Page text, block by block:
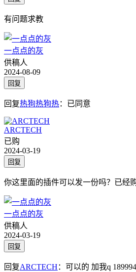
有问题求教
一点点的灰
供稿人
2024-08-09
回复
回复热狗热狗热： 已同意
ARCTECH
已购
2024-03-19
回复
你这里面的插件可以发一份吗？已经
一点点的灰
供稿人
2024-03-19
回复
回复ARCTECH ： 可以的 加我q